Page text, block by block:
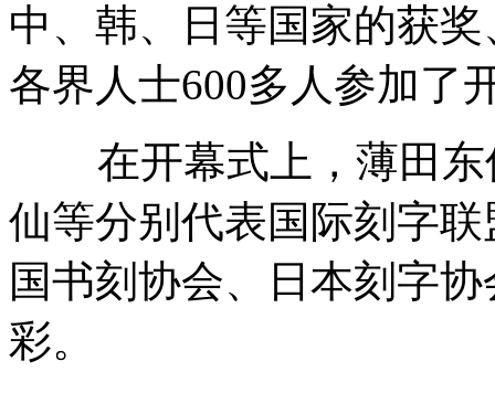
中、韩、日等国家的获
各界人士600多人参加了
在开幕式上，薄田东
仙等分别代表国际刻字
国书刻协会、日本刻字
彩。